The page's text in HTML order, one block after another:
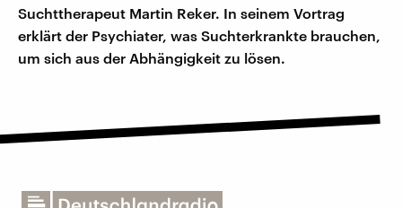
Suchttherapeut Martin Reker. In seinem Vortrag
erklärt der Psychiater, was Suchterkrankte brauchen,
um sich aus der Abhängigkeit zu lösen.